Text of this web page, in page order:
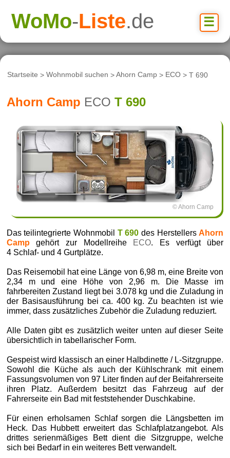
☰
WoMo-Liste.de
Startseite >Wohnmobil suchen >Ahorn Camp > ECO > T 690
Ahorn Camp ECO T 690
© Ahorn Camp
Das teilintegrierte Wohnmobil T 690 des HerstellersAhorn
Campgehört zur Modellreihe ECO. Es verfügt über
4 Schlaf- und 4 Gurtplätze.
Das Reisemobil hat eine Länge von 6,98 m, eine Breite von
2,34 m und eine Höhe von 2,96 m. Die Masse im
fahrbereiten Zustand liegt bei 3.078 kg und die Zuladung in
der Basisausführung bei ca. 400 kg. Zu beachten ist wie
immer, dass zusätzliches Zubehör die Zuladung reduziert.
Alle Daten gibt es zusätzlich weiter unten auf dieser Seite
übersichtlich in tabellarischer Form.
Gespeist wird klassisch an einer Halbdinette / L-Sitzgruppe.
Sowohl die Küche als auch der Kühlschrank mit einem
Fassungsvolumen von 97 Liter finden auf der Beifahrerseite
ihren Platz. Außerdem besitzt das Fahrzeug auf der
Fahrerseite ein Bad mit feststehender Duschkabine.
Für einen erholsamen Schlaf sorgen die Längsbetten im
Heck. Das Hubbett erweitert das Schlafplatzangebot. Als
drittes serienmäßiges Bett dient die Sitzgruppe, welche
sich bei Bedarf in ein weiteres Bett verwandelt.